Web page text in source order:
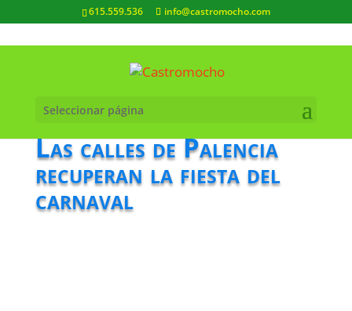
615.559.536 info@castromocho.com
Seleccionar página
Las calles de Palencia
recuperan la fiesta del
carnaval